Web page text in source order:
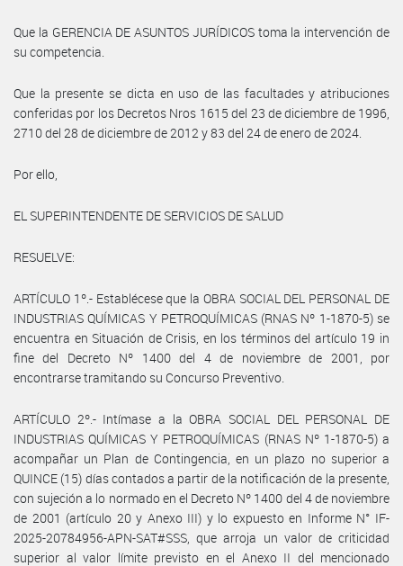
Que la GERENCIA DE ASUNTOS JURÍDICOS toma la intervención de
su competencia.
Que la presente se dicta en uso de las facultades y atribuciones
conferidas por los Decretos Nros 1615 del 23 de diciembre de 1996,
2710 del 28 de diciembre de 2012 y 83 del 24 de enero de 2024.
Por ello,
EL SUPERINTENDENTE DE SERVICIOS DE SALUD
RESUELVE:
ARTÍCULO 1º.- Establécese que la OBRA SOCIAL DEL PERSONAL DE
INDUSTRIAS QUÍMICAS Y PETROQUÍMICAS (RNAS Nº 1-1870-5) se
encuentra en Situación de Crisis, en los términos del artículo 19 in
fine del Decreto Nº 1400 del 4 de noviembre de 2001, por
encontrarse tramitando su Concurso Preventivo.
ARTÍCULO 2º.- Intímase a la OBRA SOCIAL DEL PERSONAL DE
INDUSTRIAS QUÍMICAS Y PETROQUÍMICAS (RNAS Nº 1-1870-5) a
acompañar un Plan de Contingencia, en un plazo no superior a
QUINCE (15) días contados a partir de la notificación de la presente,
con sujeción a lo normado en el Decreto Nº 1400 del 4 de noviembre
de 2001 (artículo 20 y Anexo III) y lo expuesto en Informe N° IF-
2025-20784956-APN-SAT#SSS, que arroja un valor de criticidad
superior al valor límite previsto en el Anexo II del mencionado